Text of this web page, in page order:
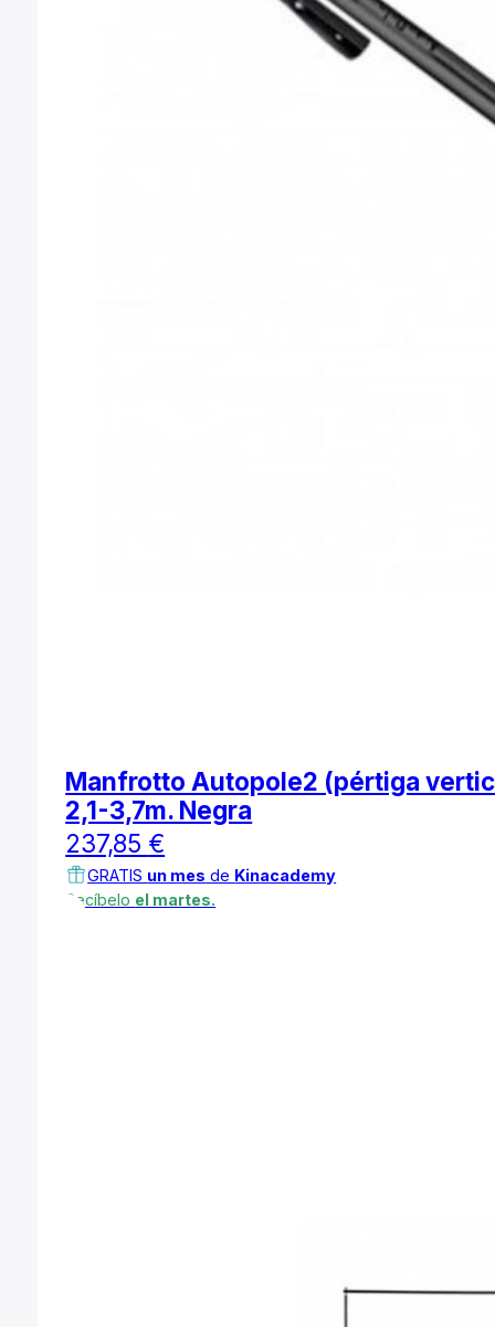
Manfrotto Autopole2 (pértiga
2,1-3,7m. Negra
237,85 €
GRATIS un mes de Kinacademy
Recíbelo el martes.